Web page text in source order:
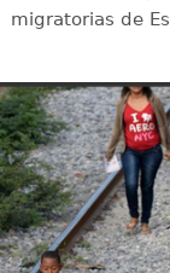
migratorias de